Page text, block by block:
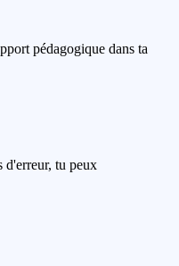
pédagogique dans ta
d'erreur, tu peux